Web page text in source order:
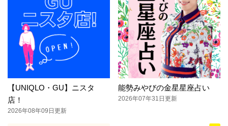
【UNIQLO・GU】ニスタ
店！
2026年08年09日更新
能勢みやびの金星星座占い
2026年07年31日更新